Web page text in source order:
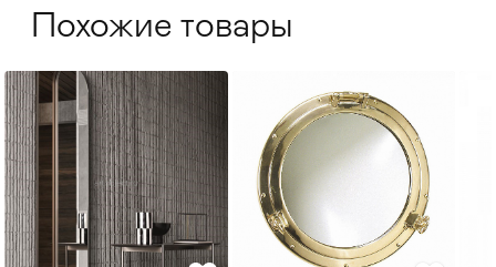
Похожие товары